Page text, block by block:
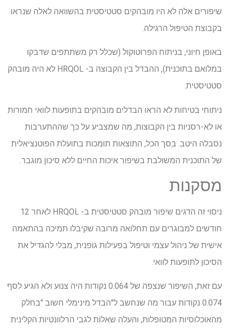
שיפורים אלה לא היו מובהקים סטטיסטית בהשוואה לאלה שנראו
בקבוצת הטיפול הרגילה.
באופן חיוני, בניתוח הפרוטוקול (שכלל רק משתתפים שדבקו
במלואם בתוכנית), ההבדל בין הקבוצה ב- HRQOL לא היה מובהק
סטטיסטית.
ניתוחי בטיחות לא הראו הבדלים מובהקים בתופעות לוואי חמורות
או לא-רסניות בין הקבוצות, מה שמצביע על כך שההתערבות
נסבלה היטב. בסך הכל, התוצאות תומכות בתועלת הפוטנציאלית
של התוכנית המשולבת בשיפור איכות החיים ללא סיכון מוגבר.
מסקנות
ניסוי זה הדגים שיפור מובהק סטטיסטית ב- HRQOL לאחר 12
חודשים למבוגרים עם תחלואה מרובה שקיבלו תמיכה בהתאמה
אישית של ניהול עצמי וטיפול בפעילות גופנית, מבלי להגדיל את
הסיכון לתופעות לוואי.
עם זאת, השיפור שנצפה של 0.064 נקודות היה צנוע ולא הגיע לסף
0.074 נקודות עבור מה שנחשב ל"הבדל מינימלי חשוב "בחלק
מהאוכלוסיות המטופלות, והעלה שאלות לגבי הרלוונטיות הקלינית